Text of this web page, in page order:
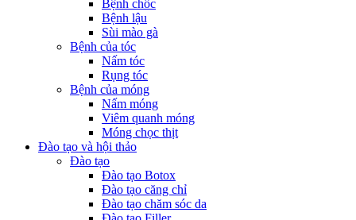
Bệnh chốc
Bệnh lậu
Sùi mào gà
Bệnh của tóc
Nấm tóc
Rụng tóc
Bệnh của móng
Nấm móng
Viêm quanh móng
Móng chọc thịt
Đào tạo và hội thảo
Đào tạo
Đào tạo Botox
Đào tạo căng chỉ
Đào tạo chăm sóc da